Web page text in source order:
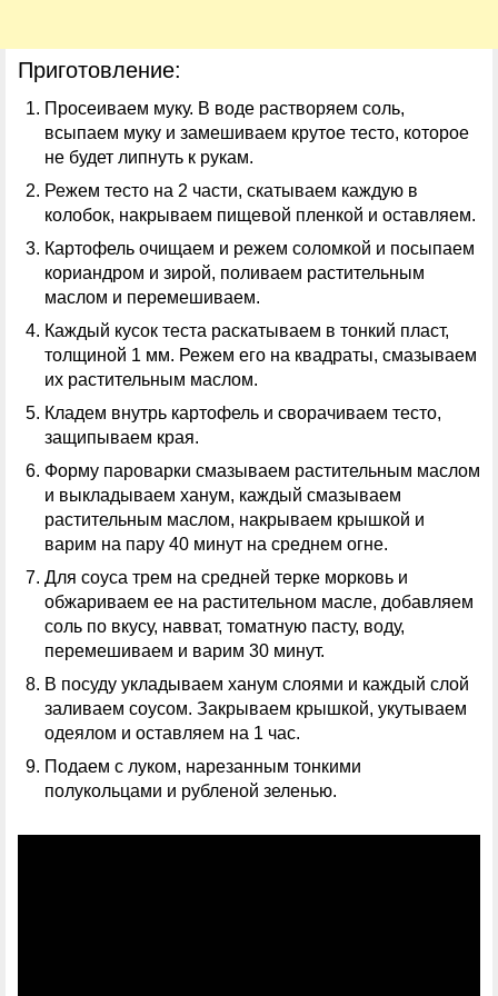
Приготовление:
Просеиваем муку. В воде растворяем соль,
всыпаем муку и замешиваем крутое тесто, которое
не будет липнуть к рукам.
Режем тесто на 2 части, скатываем каждую в
колобок, накрываем пищевой пленкой и оставляем.
Картофель очищаем и режем соломкой и посыпаем
кориандром и зирой, поливаем растительным
маслом и перемешиваем.
Каждый кусок теста раскатываем в тонкий пласт,
толщиной 1 мм. Режем его на квадраты, смазываем
их растительным маслом.
Кладем внутрь картофель и сворачиваем тесто,
защипываем края.
Форму пароварки смазываем растительным маслом
и выкладываем ханум, каждый смазываем
растительным маслом, накрываем крышкой и
варим на пару 40 минут на среднем огне.
Для соуса трем на средней терке морковь и
обжариваем ее на растительном масле, добавляем
соль по вкусу, навват, томатную пасту, воду,
перемешиваем и варим 30 минут.
В посуду укладываем ханум слоями и каждый слой
заливаем соусом. Закрываем крышкой, укутываем
одеялом и оставляем на 1 час.
Подаем с луком, нарезанным тонкими
полукольцами и рубленой зеленью.